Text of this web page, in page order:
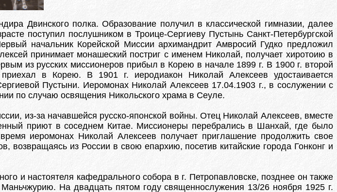
Двинского полка. Образование получил в классической гимназии, далее
поступил послушником в Троице-Сергиеву Пустынь Санкт-Петербургской
начальник Корейской Миссии архимандрит Амвросий Гудко предложил
принимает монашеский постриг с именем Николай, получает хиротоию в
из русских миссионеров прибыл в Корею в начале 1899 г. В 1900 г. второй
в Корею. В 1901 г. иеродиакон Николай Алексеев удостаивается
Пустыни. Иеромонах Николай Алексеев 17.04.1903 г., в сослужении с
по случаю освящения Никольского храма в Сеуле.
из-за начавшейся русско-японской войны. Отец Николай Алексеев, вместе
приют в соседнем Китае. Миссионеры перебрались в Шанхай, где было
иеромонах Николай Алексеев получает приглашение продолжить свое
возвращаясь из России в свою епархию, посетив китайские города Гонконг и
и настоятеля кафедрального собора в г. Петропавловске, позднее он также
На двадцать пятом году священнослужения 13/26 ноября 1925 г.